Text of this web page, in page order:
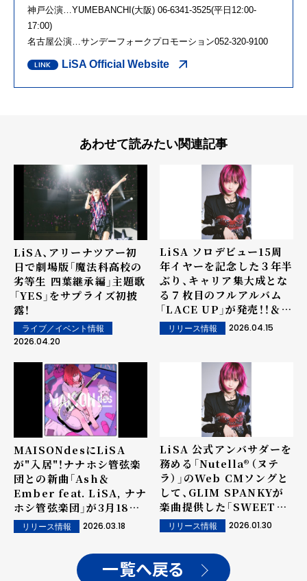
神戸公演…YUMEBANCHI(大阪) 06-6341-3525(平日12:00-
17:00)
名古屋公演…サンデーフォークプロモーション052-320-9100
LiSA Official Website
あわせて読みたい関連記事
LiSA、アリーナツアー初
日で劇場版「魔法科高校の
劣等生 四葉継承編」主題歌
「YES」をサプライズ初披
露！
ライブ／イベント情報
2026.04.20
LiSA ソロデビュー15周
年イヤーを記念した３年半
ぶり、キャリア集大成とな
る７枚目のフルアルバム
「LACE UP」が発売！！＆
LiSAのキャリアの軌跡を
辿るアルバム収録楽曲
ドキュメントMVが公開
リリース情報 2026.04.15
MAISONdesにLiSA
が"入居"！ナナホシ管弦楽
団との新曲「Ash＆
Ember feat. LiSA, ナナ
ホシ管弦楽団」が3月18日
(水)配信リリース決定！
リリース情報 2026.03.18
LiSA 公式アンバサダーを
務める「Nutella®（ヌテ
ラ）」のWeb CMソングと
して、GLIM SPANKYが
楽曲提供した「SWEET
MAGIC」が2月6日(金)に
配信開始！フルアルバム
「LACE UP」からの先行配
信楽曲
リリース情報 2026.01.30
一覧へ戻る